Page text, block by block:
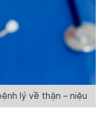
lý về thận – niệu